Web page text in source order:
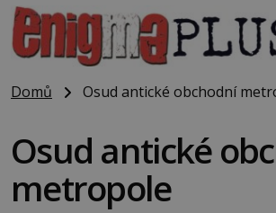
Domů Osud antické obchodní
Osud antické
metropole